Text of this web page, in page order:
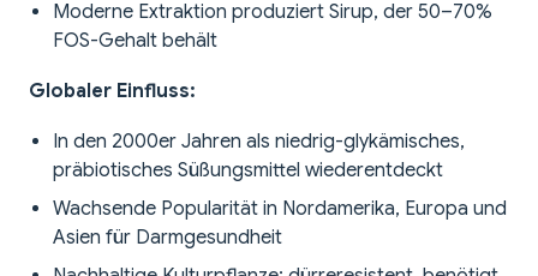
Moderne Extraktion produziert Sirup, der 50–70%
FOS-Gehalt behält
Globaler Einfluss:
In den 2000er Jahren als niedrig-glykämisches,
präbiotisches Süßungsmittel wiederentdeckt
Wachsende Popularität in Nordamerika, Europa und
Asien für Darmgesundheit